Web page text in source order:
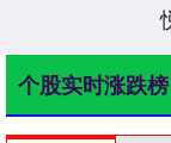
个股实时涨跌榜